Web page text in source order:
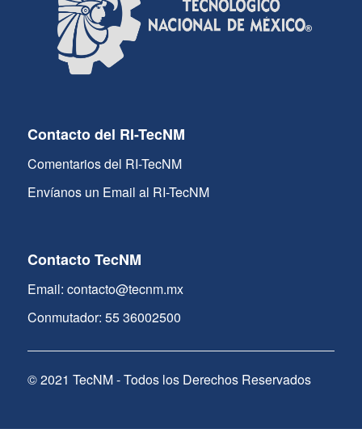
Contacto del RI-TecNM
Comentarios del RI-TecNM
Envíanos un Email al RI-TecNM
Contacto TecNM
Email: contacto@tecnm.mx
Conmutador: 55 36002500
© 2021 TecNM - Todos los Derechos Reservados